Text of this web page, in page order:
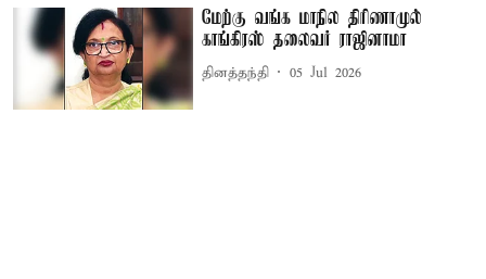
மேற்கு வங்க மாநில திரிணாமுல்
காங்கிரஸ் தலைவர் ராஜினாமா
தினத்தந்தி 05 Jul 2026